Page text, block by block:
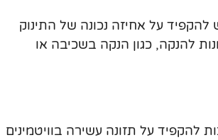
על אחיזה נכונה של התינוק
להנקה, כגון הנקה בשכיבה או
להקפיד על תזונה עשירה בוויטמינים